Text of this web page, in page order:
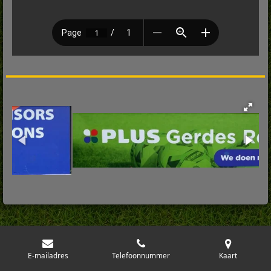
E-mailadres Telefoonnummer Kaart